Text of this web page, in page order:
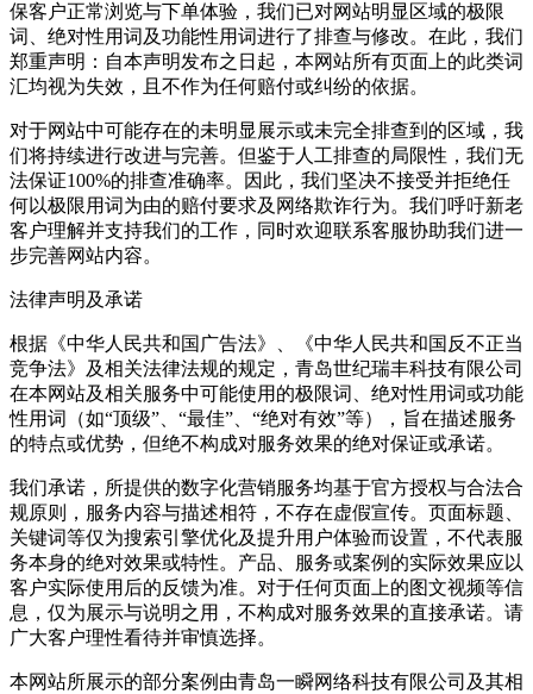
保客户正常浏览与下单体验，我们已对网站明显区域的极限
词、绝对性用词及功能性用词进行了排查与修改。在此，我们
郑重声明：自本声明发布之日起，本网站所有页面上的此类词
汇均视为失效，且不作为任何赔付或纠纷的依据。
对于网站中可能存在的未明显展示或未完全排查到的区域，我
们将持续进行改进与完善。但鉴于人工排查的局限性，我们无
法保证100%的排查准确率。因此，我们坚决不接受并拒绝任
何以极限用词为由的赔付要求及网络欺诈行为。我们呼吁新老
客户理解并支持我们的工作，同时欢迎联系客服协助我们进一
步完善网站内容。
法律声明及承诺
根据《中华人民共和国广告法》、《中华人民共和国反不正当
竞争法》及相关法律法规的规定，青岛世纪瑞丰科技有限公司
在本网站及相关服务中可能使用的极限词、绝对性用词或功能
性用词（如“顶级”、“最佳”、“绝对有效”等），旨在描述服务
的特点或优势，但绝不构成对服务效果的绝对保证或承诺。
我们承诺，所提供的数字化营销服务均基于官方授权与合法合
规原则，服务内容与描述相符，不存在虚假宣传。页面标题、
关键词等仅为搜索引擎优化及提升用户体验而设置，不代表服
务本身的绝对效果或特性。产品、服务或案例的实际效果应以
客户实际使用后的反馈为准。对于任何页面上的图文视频等信
息，仅为展示与说明之用，不构成对服务效果的直接承诺。请
广大客户理性看待并审慎选择。
本网站所展示的部分案例由青岛一瞬网络科技有限公司及其相